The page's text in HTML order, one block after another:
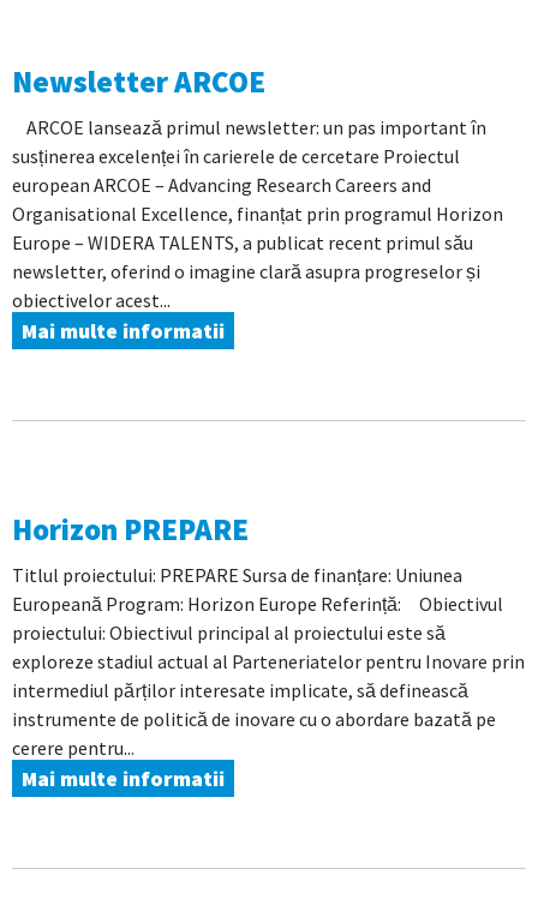
Newsletter ARCOE
ARCOE lansează primul newsletter: un pas important în
susținerea excelenței în carierele de cercetare Proiectul
european ARCOE – Advancing Research Careers and
Organisational Excellence, finanțat prin programul Horizon
Europe – WIDERA TALENTS, a publicat recent primul său
newsletter, oferind o imagine clară asupra progreselor și
obiectivelor acest...
Mai multe informatii
Horizon PREPARE
Titlul proiectului: PREPARE Sursa de finanțare: Uniunea
Europeană Program: Horizon Europe Referință: Obiectivul
proiectului: Obiectivul principal al proiectului este să
exploreze stadiul actual al Parteneriatelor pentru Inovare prin
intermediul părților interesate implicate, să definească
instrumente de politică de inovare cu o abordare bazată pe
cerere pentru...
Mai multe informatii